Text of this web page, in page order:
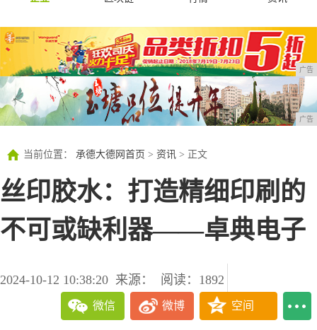
广告
广告
当前位置： 承德大德网首页 > 资讯 > 正文
丝印胶水：打造精细印刷的
不可或缺利器——卓典电子
2024-10-12 10:38:20 来源： 阅读：1892
微信 微博 空间